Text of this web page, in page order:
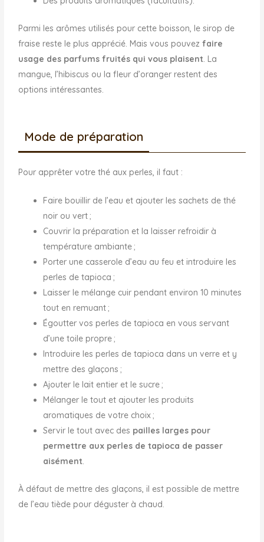
Parmi les arômes utilisés pour cette boisson, le sirop de
fraise reste le plus apprécié. Mais vous pouvezfaire
usage des parfums fruités qui vous plaisent. La
mangue, l’hibiscus ou la fleur d’oranger restent des
options intéressantes.
Mode de préparation
Pour apprêter votre thé aux perles, il faut :
Faire bouillir de l’eau et ajouter les sachets de thé
noir ou vert ;
Couvrir la préparation et la laisser refroidir à
température ambiante ;
Porter une casserole d’eau au feu et introduire les
perles de tapioca ;
Laisser le mélange cuir pendant environ 10 minutes
tout en remuant ;
Égoutter vos perles de tapioca en vous servant
d’une toile propre ;
Introduire les perles de tapioca dans un verre et y
mettre des glaçons ;
Ajouter le lait entier et le sucre ;
Mélanger le tout et ajouter les produits
aromatiques de votre choix ;
Servir le tout avec des pailles larges pour
permettre aux perles de tapioca de passer
aisément.
À défaut de mettre des glaçons, il est possible de mettre
de l’eau tiède pour déguster à chaud.